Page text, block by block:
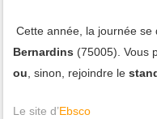
Cette année, la journée se
Bernardins (75005). Vous
ou , sinon, rejoindre le
Le site d’Ebsco